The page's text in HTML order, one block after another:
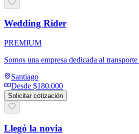
Wedding Rider
PREMIUM
Somos una empresa dedicada al
Santiago
Desde $180.000
Solicitar cotización
Llegó la novia